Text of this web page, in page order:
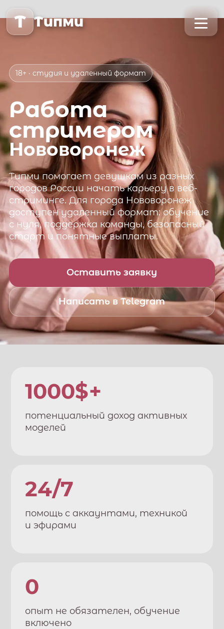
T Типми
18+ · студия и удаленный формат
Работа
стримером
Нововоронеж
Типмипомогает девушкам из разных
городов России начать карьеру в веб-
стриминге. Для города Нововоронеж
доступен удаленный формат: обучение
с нуля, поддержка команды, безопасный
старт и понятные выплаты.
Оставить заявку
Написать в Telegram
1000$+
потенциальный доход активных
моделей
24/7
помощь с аккаунтами, техникой
и эфирами
0
опыт не обязателен, обучение
включено